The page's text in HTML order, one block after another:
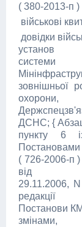
( 380-2013-п )
військові
довідки
установ
зовнішньої
охорони,
ДСНС; { Абзац
пункту 6
( 726-2006-п
від
29.11.2006,
редакції
Постанови
змінами,